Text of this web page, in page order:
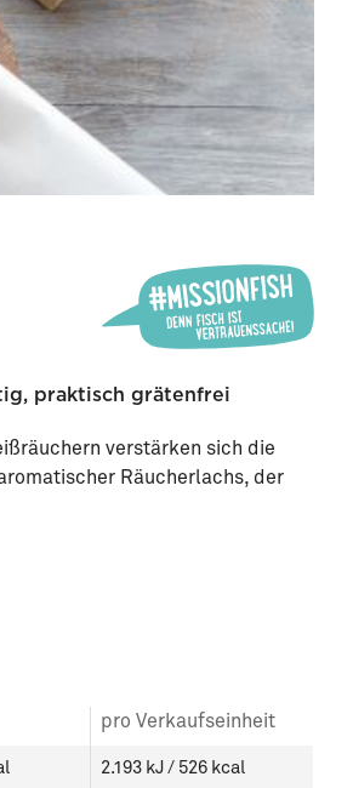
praktisch grätenfrei
verstärken sich die
Räucherlachs, der
pro Verkaufseinheit
2.193 kJ / 526 kcal